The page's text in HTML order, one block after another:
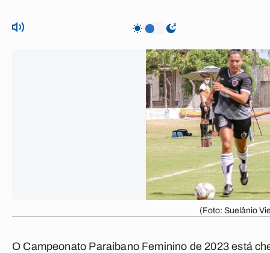
(Foto: Suelânio
O Campeonato Paraibano Feminino de 2023 está